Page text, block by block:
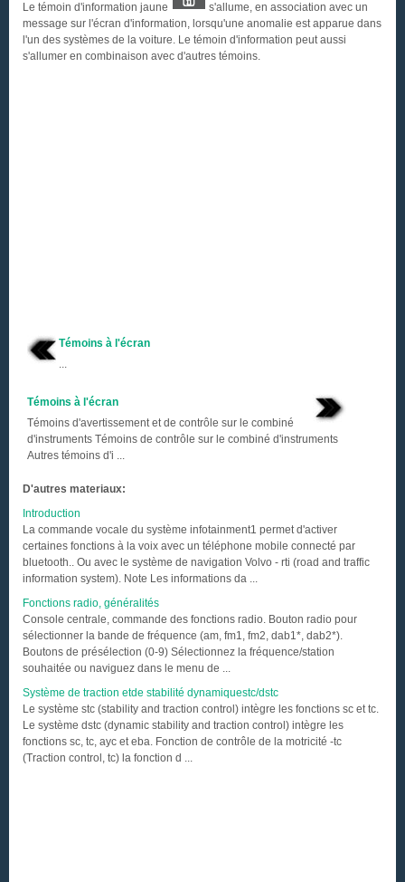
Le témoin d'information jaune
s'allume, en association avec un
message sur l'écran d'information, lorsqu'une anomalie est apparue dans
l'un des systèmes de la voiture. Le témoin d'information peut aussi
s'allumer en combinaison avec d'autres témoins.
Témoins à l'écran
...
Témoins à l'écran
Témoins d'avertissement et de contrôle sur le combiné
d'instruments Témoins de contrôle sur le combiné d'instruments
Autres témoins d'i ...
D'autres materiaux:
Introduction
La commande vocale du système infotainment1 permet d'activer
certaines fonctions à la voix avec un téléphone mobile connecté par
bluetooth.. Ou avec le système de navigation Volvo - rti (road and traffic
information system). Note Les informations da ...
Fonctions radio, généralités
Console centrale, commande des fonctions radio. Bouton radio pour
sélectionner la bande de fréquence (am, fm1, fm2, dab1*, dab2*).
Boutons de présélection (0-9) Sélectionnez la fréquence/station
souhaitée ou naviguez dans le menu de ...
Système de traction etde stabilité dynamiquestc/dstc
Le système stc (stability and traction control) intègre les fonctions sc et tc.
Le système dstc (dynamic stability and traction control) intègre les
fonctions sc, tc, ayc et eba. Fonction de contrôle de la motricité -tc
(Traction control, tc) la fonction d ...